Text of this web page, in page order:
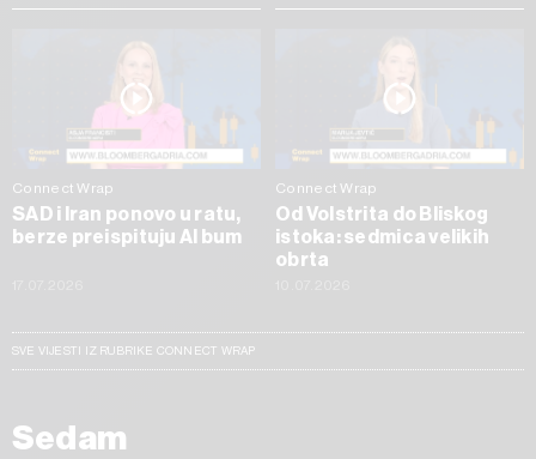
Connect Wrap
SAD i Iran ponovo u ratu,
berze preispituju AI bum
Connect Wrap
Od Volstrita do Bliskog
istoka: sedmica velikih
obrta
SVE VIJESTI IZ RUBRIKE CONNECT WRAP
Sedam